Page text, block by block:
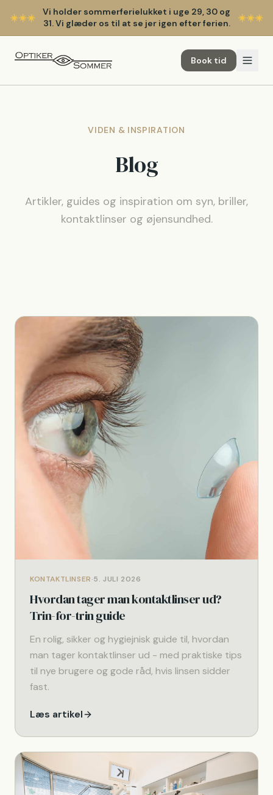
☀️☀️☀️
Vi holder sommerferielukket i uge 29, 30 og
31. Vi glæder os til at se jer igen efter ferien.
☀️☀️☀️
Book tid
VIDEN & INSPIRATION
Blog
Artikler, guides og inspiration om syn, briller,
kontaktlinser og øjensundhed.
KONTAKTLINSER·5. JULI 2026
Hvordan tager man kontaktlinser ud?
Trin-for-trin guide
En rolig, sikker og hygiejnisk guide til, hvordan
man tager kontaktlinser ud - med praktiske tips
til nye brugere og gode råd, hvis linsen sidder
fast.
Læs artikel